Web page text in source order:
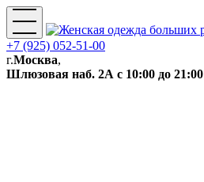
+7 (925) 052-51-00
г.Москва,
Шлюзовая наб. 2А с 10:00 до 21:00